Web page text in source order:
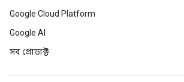
Google Cloud Platform
Google AI
সব প্রোডাক্ট